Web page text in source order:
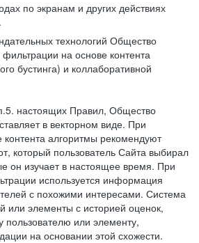
по экранам и других действиях
технологий Общество
на основе контента
бустинга) и коллаборативной
настоящих Правил, Общество
в векторном виде. При
алгоритмы рекомендуют
который пользователь Сайта выбирал
он изучает в настоящее время. При
используется информация
с похожими интересами. Система
или элементы с историей оценок,
пользователю или элементу,
на основании этой схожести.